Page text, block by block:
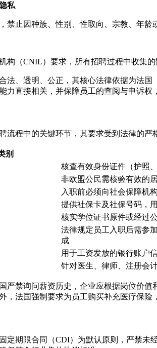
私
禁止因种族、性别、性取向、宗教、年
构（CNIL）要求，所有招聘过程中收集
法、透明、公正，其核心法律依据为法
力直接相关，并保障员工的查阅与申诉权
流程中的关键环节，其要求受到法律的
别
核查有效身份证件（护照
非欧盟公民需核验有效的
入职前必须向社会保障机
提供社保卡及社保号码，
核实学位证书原件或经过
法律规定员工入职后需参
成
用于工资发放的银行账户
针对医生、律师、注册会
严禁询问薪资历史，企业应根据岗位价
，法国强制要求为员工购买补充医疗保险
定期限合同（CDI）为默认原则，严禁未